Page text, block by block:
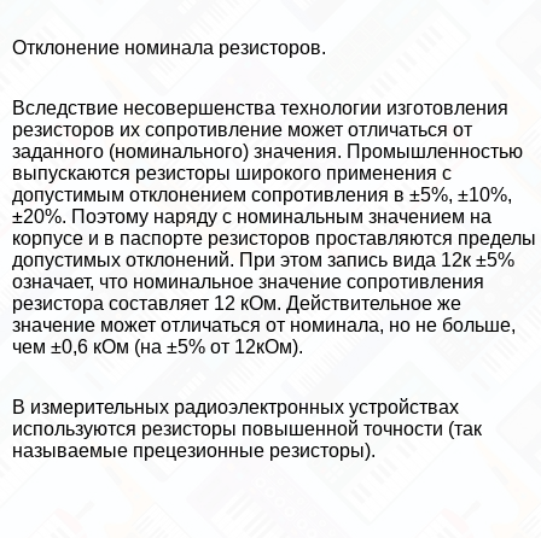
Отклонение номинала резисторов.
Вследствие несовершенства технологии изготовления
резисторов их сопротивление может отличаться от
заданного (номинального) значения. Промышленностью
выпускаются резисторы широкого применения с
допустимым отклонением сопротивления в ±5%, ±10%,
±20%. Поэтому наряду с номинальным значением на
корпусе и в паспорте резисторов проставляются пределы
допустимых отклонений. При этом запись вида 12к ±5%
означает, что номинальное значение сопротивления
резистора составляет 12 кОм. Действительное же
значение может отличаться от номинала, но не больше,
чем ±0,6 кОм (на ±5% от 12кОм).
В измерительных радиоэлектронных устройствах
используются резисторы повышенной точности (так
называемые прецезионные резисторы).